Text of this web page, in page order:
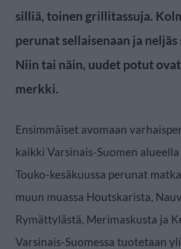
silliä, toinen grillitassuja.
perunat sellaisenaan ja neljäs
Niin tai näin, uudet potut
merkki.
Ensimmäiset avomaan
kaikki Varsinais-Suomen
Touko-kesäkuussa perunat
muun muassa Houtskarista,
Rymättylästä, Merimaskusta ja
Varsinais-Suomessa tuotetaan